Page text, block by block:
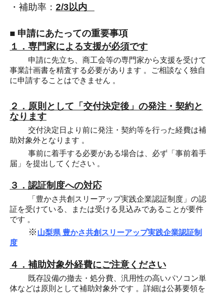
・補助率： 2/3以内
■ 申請にあたっての重要事項
１．専門家による支援が必須です
申請に先立ち、商工会等の専門家から支援を受けて
事業計画書を精査する必要があります 。ご相談なく独自
に申請することはできません 。
２．原則として「交付決定後」の発注・契約と
なります
交付決定日より前に発注・契約等を行った経費は補
助対象外となります 。
事前に着手する必要がある場合は、必ず「事前着手
届」を提出してください 。
３．認証制度への対応
「豊かさ共創スリーアップ実践企業認証制度」の認
証を受けている、または受ける見込みであることが要件
です 。
※山梨県 豊かさ共創スリーアップ実践企業認証制
度
４．補助対象外経費にご注意ください
既存設備の撤去・処分費、汎用性の高いパソコン単
体などは原則として補助対象外です 。詳細は公募要領を